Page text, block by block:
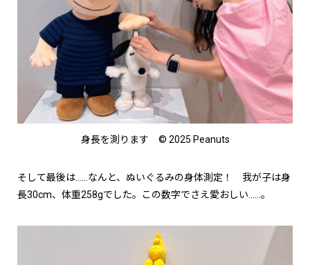
身長を測ります © 2025 Peanuts
そして最後は……なんと、ぬいぐるみの身体測定！ 我が子は身
長30cm、体重258gでした。この数字でさえ愛おしい……。